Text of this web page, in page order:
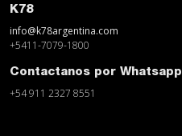
K78
info@k78argentina.com
+5411-7079-1800
Contactanos por Whatsapp
+54 911 2327 8551